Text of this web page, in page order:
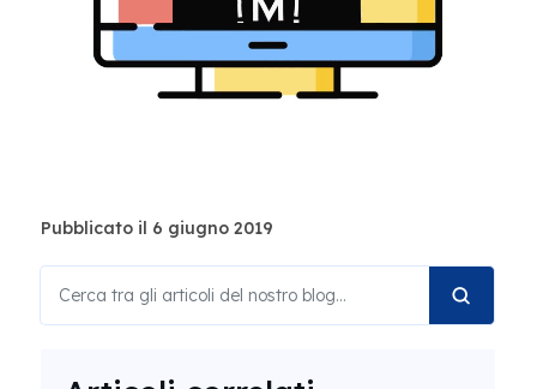
Pubblicato il 6 giugno 2019